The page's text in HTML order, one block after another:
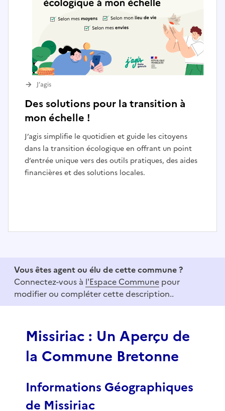
Des solutions pour la transition à
mon échelle !
J’agis simplifie le quotidien et guide les citoyens
dans la transition écologique en offrant un point
d’entrée unique vers des outils pratiques, des aides
financières et des solutions locales.
J’agis
f
Vous êtes agent ou élu de cette commune ?
Connectez-vous à l'Espace Commune pour
modifier ou compléter cette description..
Missiriac : Un Aperçu de
la Commune Bretonne
Informations Géographiques
de Missiriac